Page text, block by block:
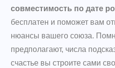
совместимость по дате
бесплатен и поможет вам
нюансы вашего союза.
предполагают, числа
счастье вы строите сами